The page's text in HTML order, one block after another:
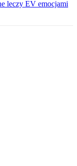
leczy EV emocjami